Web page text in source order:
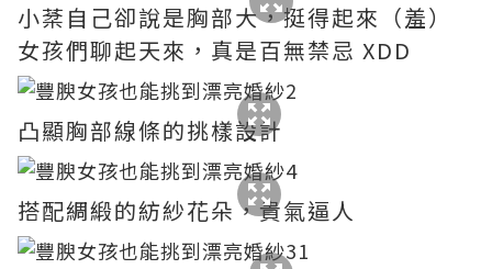
小棻自己卻說是胸部大，挺得起來（羞）
女孩們聊起天來，真是百無禁忌 XDD
凸顯胸部線條的挑樣設計
搭配綢緞的紡紗花朵，貴氣逼人